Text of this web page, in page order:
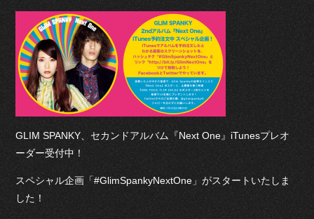
GLIM SPANKY、セカンドアルバム『Next One』iTunesプレオ
ーダー受付中！
スペシャル企画「#GlimSpankyNextOne」がスタートいたしま
した！